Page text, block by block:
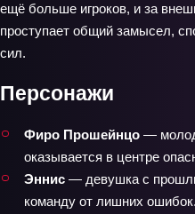
ещё больше игроков, и за
проступает общий замысел,
сил.
Персонажи
Фиро Прошейнцо —
оказывается в центре
Эннис — девушка с
команду от лишних ошибок.